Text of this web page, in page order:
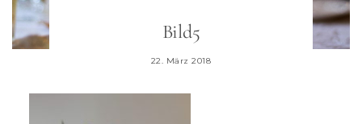
Bild5
22. März 2018